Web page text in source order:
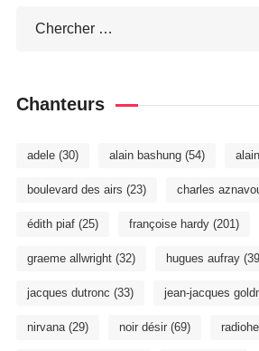
Chanteurs
adele(30) alain bashung(54)
boulevard des airs (23) charles
édith piaf(25) françoise hardy(201)
graeme allwright(32) hugues aufray
jacques dutronc (33) jean-jacques
nirvana(29) noir désir(69)